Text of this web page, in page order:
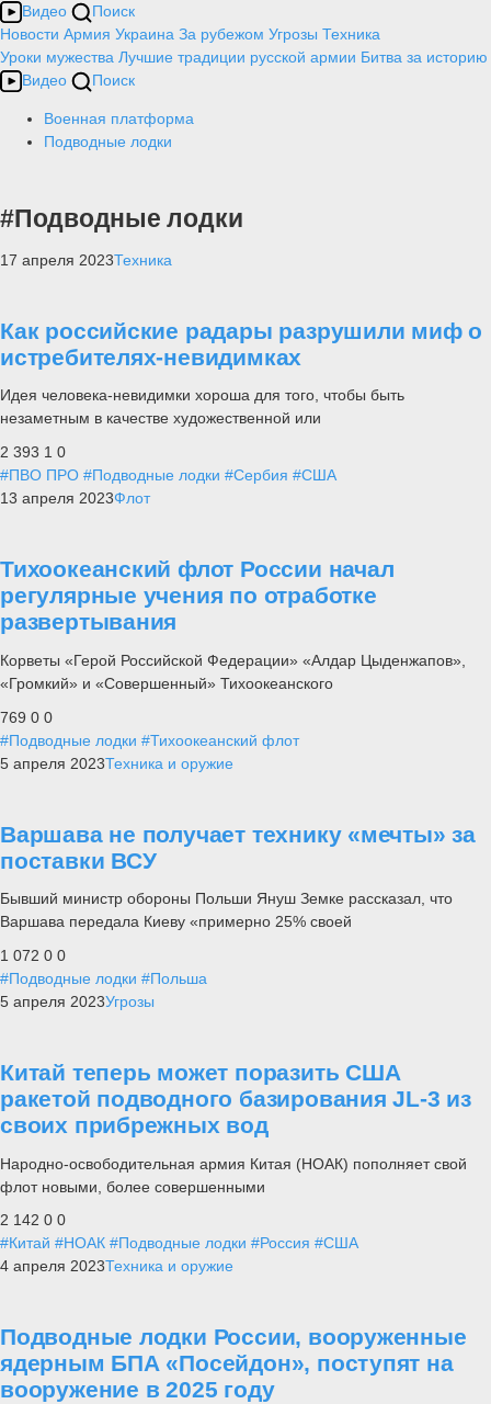
Видео
Поиск
Новости Армия Украина За рубежом Угрозы Техника
Уроки мужества Лучшие традиции русской армии Битва за историю
Видео
Поиск
Военная платформа
Подводные лодки
#Подводные лодки
17 апреля 2023Техника
Как российские радары разрушили миф о
истребителях-невидимках
Идея человека-невидимки хороша для того, чтобы быть
незаметным в качестве художественной или
2 393 1 0
#ПВО ПРО #Подводные лодки #Сербия #США
13 апреля 2023Флот
Тихоокеанский флот России начал
регулярные учения по отработке
развертывания
Корветы «Герой Российской Федерации» «Алдар Цыденжапов»,
«Громкий» и «Совершенный» Тихоокеанского
769 0 0
#Подводные лодки #Тихоокеанский флот
5 апреля 2023Техника и оружие
Варшава не получает технику «мечты» за
поставки ВСУ
Бывший министр обороны Польши Януш Земке рассказал, что
Варшава передала Киеву «примерно 25% своей
1 072 0 0
#Подводные лодки #Польша
5 апреля 2023Угрозы
Китай теперь может поразить США
ракетой подводного базирования JL-3 из
своих прибрежных вод
Народно-освободительная армия Китая (НОАК) пополняет свой
флот новыми, более совершенными
2 142 0 0
#Китай #НОАК #Подводные лодки #Россия #США
4 апреля 2023Техника и оружие
Подводные лодки России, вооруженные
ядерным БПА «Посейдон», поступят на
вооружение в 2025 году